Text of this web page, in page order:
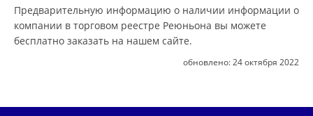
Предварительную информацию о наличии информации о
компании в торговом реестре Реюньона вы можете
бесплатно заказать на нашем сайте.
обновлено: 24 октября 2022